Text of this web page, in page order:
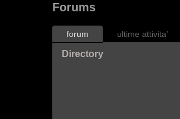
Forums
forum ultime attivita'
Directory